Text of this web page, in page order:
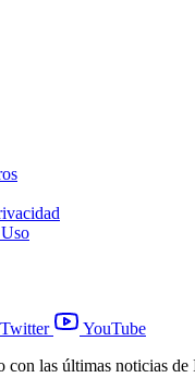
Twitter
YouTube
con las últimas noticias de